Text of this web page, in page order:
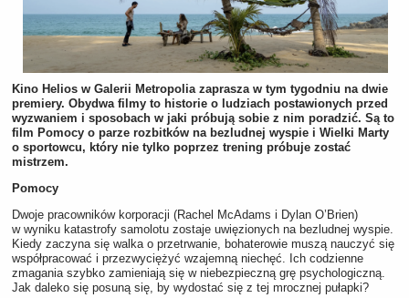
Kino Helios w Galerii Metropolia zaprasza w tym tygodniu na dwie
premiery. Obydwa filmy to historie o ludziach postawionych przed
wyzwaniem i sposobach w jaki próbują sobie z nim poradzić. Są to
film Pomocy o parze rozbitków na bezludnej wyspie i Wielki Marty
o sportowcu, który nie tylko poprzez trening próbuje zostać
mistrzem.
Pomocy
Dwoje pracowników korporacji (Rachel McAdams i Dylan O’Brien)
w wyniku katastrofy samolotu zostaje uwięzionych na bezludnej wyspie.
Kiedy zaczyna się walka o przetrwanie, bohaterowie muszą nauczyć się
współpracować i przezwyciężyć wzajemną niechęć. Ich codzienne
zmagania szybko zamieniają się w niebezpieczną grę psychologiczną.
Jak daleko się posuną się, by wydostać się z tej mrocznej pułapki?